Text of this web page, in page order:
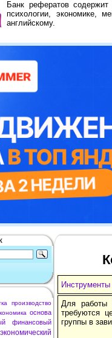
Банк рефератов
психологии, экономике,
английскому.
производство
основа
финансовый
экономический
Для работы
требуются
группы в